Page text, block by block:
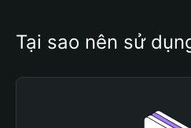
Tại sao nên sử